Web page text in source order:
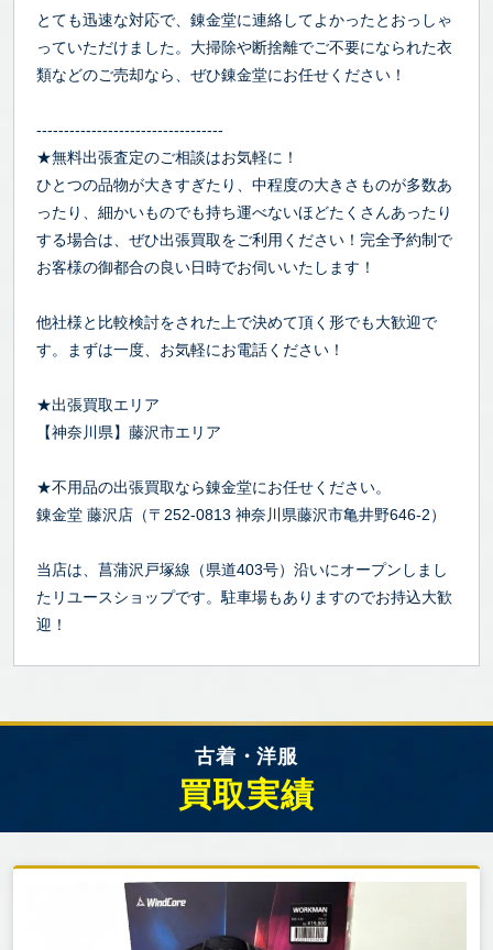
とても迅速な対応で、錬金堂に連絡してよかったとおっしゃ
っていただけました。大掃除や断捨離でご不要になられた衣
類などのご売却なら、ぜひ錬金堂にお任せください！
----------------------------------
★無料出張査定のご相談はお気軽に！
ひとつの品物が大きすぎたり、中程度の大きさものが多数あ
ったり、細かいものでも持ち運べないほどたくさんあったり
する場合は、ぜひ出張買取をご利用ください！完全予約制で
お客様の御都合の良い日時でお伺いいたします！
他社様と比較検討をされた上で決めて頂く形でも大歓迎で
す。まずは一度、お気軽にお電話ください！
★出張買取エリア
【神奈川県】藤沢市エリア
★不用品の出張買取なら錬金堂にお任せください。
錬金堂 藤沢店（〒252-0813 神奈川県藤沢市亀井野646-2）
当店は、菖蒲沢戸塚線（県道403号）沿いにオープンしまし
たリユースショップです。駐車場もありますのでお持込大歓
迎！
古着・洋服
買取実績